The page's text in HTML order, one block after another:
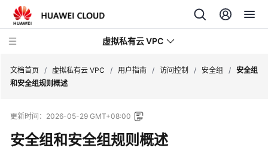
虚拟私有云 VPC
新
动
态
文档首页 / 虚拟私有云 VPC / 用户指南 / 访问控制 / 安全组 / 安全组
和安全组规则概述
更新时间： 2026-05-29 GMT+08:00
安全组和安全组规则概述